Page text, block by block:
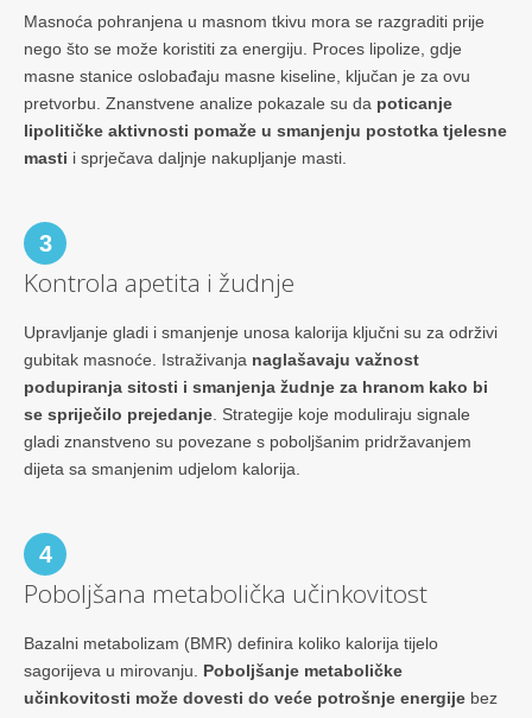
Masnoća pohranjena u masnom tkivu mora se razgraditi prije
nego što se može koristiti za energiju. Proces lipolize, gdje
masne stanice oslobađaju masne kiseline, ključan je za ovu
pretvorbu. Znanstvene analize pokazale su da poticanje
lipolitičke aktivnosti pomaže u smanjenju postotka tjelesne
masti i sprječava daljnje nakupljanje masti.
3
Kontrola apetita i žudnje
Upravljanje gladi i smanjenje unosa kalorija ključni su za održivi
gubitak masnoće. Istraživanja naglašavaju važnost
podupiranja sitosti i smanjenja žudnje za hranom kako bi
se spriječilo prejedanje . Strategije koje moduliraju signale
gladi znanstveno su povezane s poboljšanim pridržavanjem
dijeta sa smanjenim udjelom kalorija.
4
Poboljšana metabolička učinkovitost
Bazalni metabolizam (BMR) definira koliko kalorija tijelo
sagorijeva u mirovanju. Poboljšanje metaboličke
učinkovitosti može dovesti do veće potrošnje energije bez